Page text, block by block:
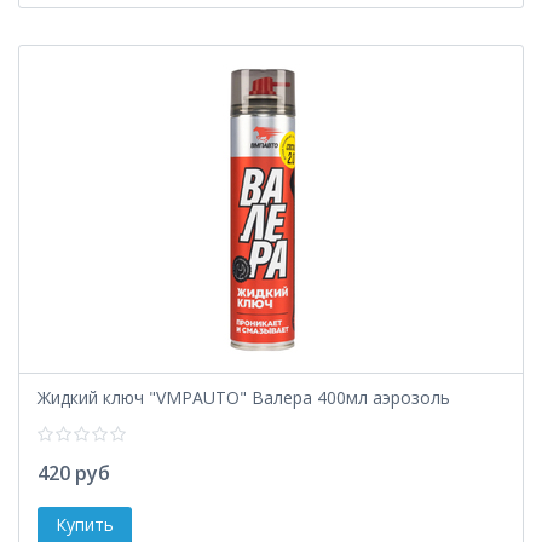
Жидкий ключ "VMPAUTO" Валера 400мл аэрозоль
420 руб